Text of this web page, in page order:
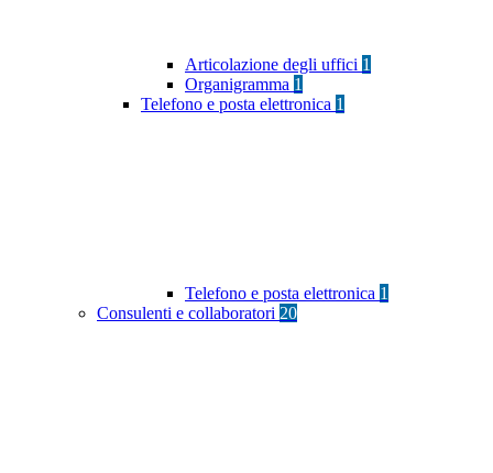
Articolazione degli uffici 1
Organigramma 1
Telefono e posta elettronica 1
Telefono e posta elettronica 1
Consulenti e collaboratori 20